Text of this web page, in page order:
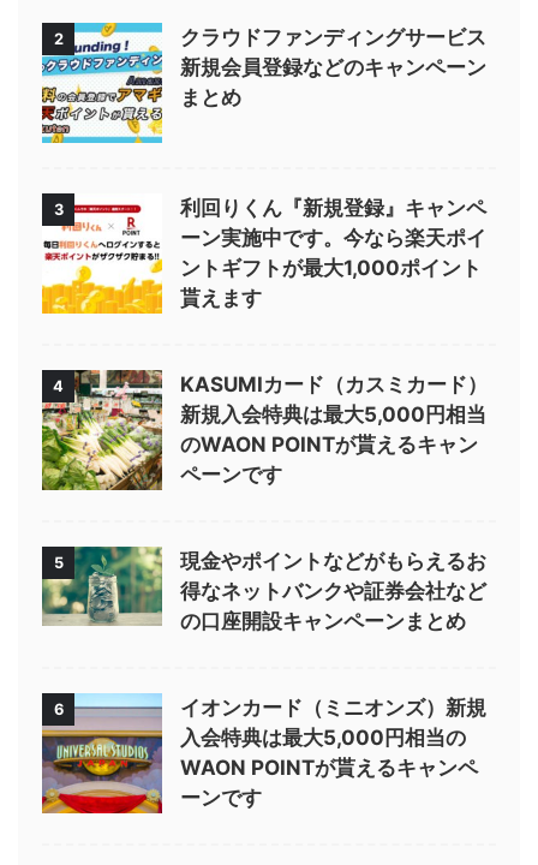
2
クラウドファンディングサービス
新規会員登録などのキャンペーン
まとめ
3
利回りくん『新規登録』キャンペ
ーン実施中です。今なら楽天ポイ
ントギフトが最大1,000ポイント
貰えます
4
KASUMIカード（カスミカード）
新規入会特典は最大5,000円相当
のWAON POINTが貰えるキャン
ペーンです
5
現金やポイントなどがもらえるお
得なネットバンクや証券会社など
の口座開設キャンペーンまとめ
6
イオンカード（ミニオンズ）新規
入会特典は最大5,000円相当の
WAON POINTが貰えるキャンペ
ーンです